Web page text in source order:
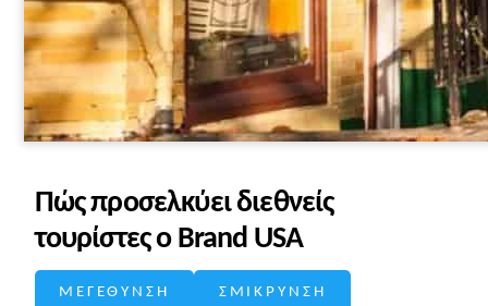
Πώς προσελκύει διεθνείς
τουρίστες ο Brand USA
ΜΕΓΕΘΥΝΣΗ
ΣΜΙΚΡΥΝΣΗ